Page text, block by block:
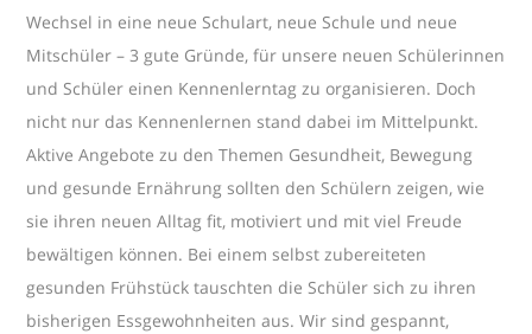
Wechsel in eine neue Schulart, neue Schule und neue
Mitschüler – 3 gute Gründe, für unsere neuen Schülerinnen
und Schüler einen Kennenlerntag zu organisieren. Doch
nicht nur das Kennenlernen stand dabei im Mittelpunkt.
Aktive Angebote zu den Themen Gesundheit, Bewegung
und gesunde Ernährung sollten den Schülern zeigen, wie
sie ihren neuen Alltag fit, motiviert und mit viel Freude
bewältigen können. Bei einem selbst zubereiteten
gesunden Frühstück tauschten die Schüler sich zu ihren
bisherigen Essgewohnheiten aus. Wir sind gespannt,